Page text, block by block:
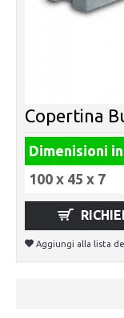
Copertina
Dimenisioni
100 x 45 x 7
Aggiungi alla lista